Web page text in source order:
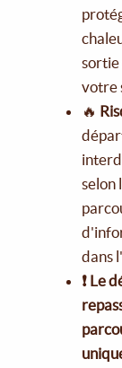
sortie
votre
🔥
selon
dans
❗ Le